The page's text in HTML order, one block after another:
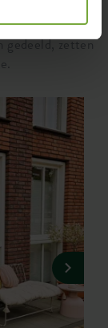
De leukste
gedeeld, zetten